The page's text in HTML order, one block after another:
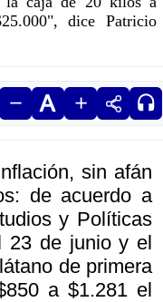
dice Patricio
sin afán
de acuerdo a
y Políticas
23 de junio y el
de primera
a $1.281 el